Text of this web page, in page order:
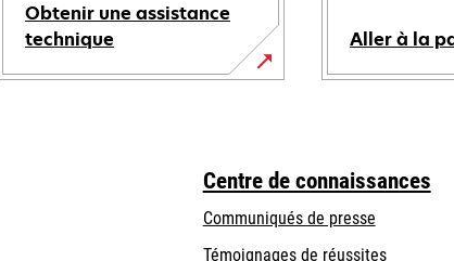
Obtenir une assistance
technique
s’ouvre
Aller à la
Centre de connaissances
Communiqués de presse
Témoignages de réussites